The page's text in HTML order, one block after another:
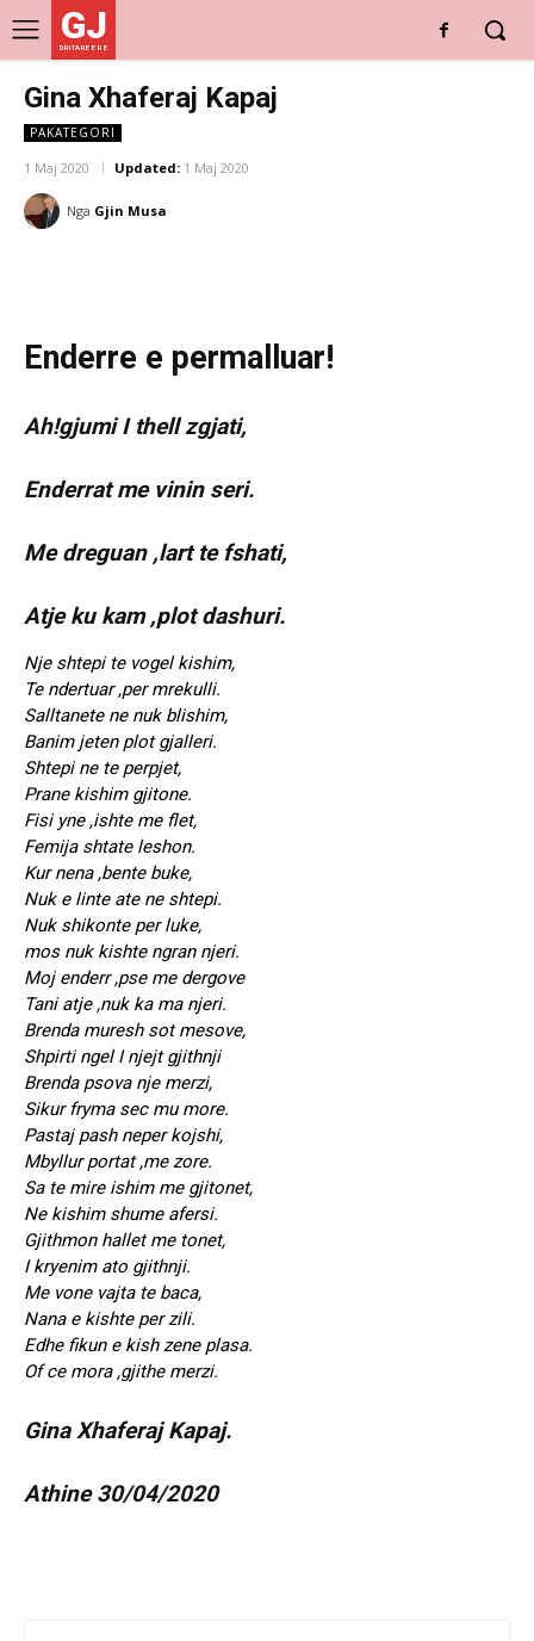
GJ
DRITARE E RE
Gina Xhaferaj Kapaj
PAKATEGORI
1 Maj 2020 Updated: 1 Maj 2020
Nga Gjin Musa
Enderre e permalluar!
Ah!gjumi I thell zgjati,
Enderrat me vinin seri.
Me dreguan ,lart te fshati,
Atje ku kam ,plot dashuri.
Nje shtepi te vogel kishim,
Te ndertuar ,per mrekulli.
Salltanete ne nuk blishim,
Banim jeten plot gjalleri.
Shtepi ne te perpjet,
Prane kishim gjitone.
Fisi yne ,ishte me flet,
Femija shtate leshon.
Kur nena ,bente buke,
Nuk e linte ate ne shtepi.
Nuk shikonte per luke,
mos nuk kishte ngran njeri.
Moj enderr ,pse me dergove
Tani atje ,nuk ka ma njeri.
Brenda muresh sot mesove,
Shpirti ngel I njejt gjithnji
Brenda psova nje merzi,
Sikur fryma sec mu more.
Pastaj pash neper kojshi,
Mbyllur portat ,me zore.
Sa te mire ishim me gjitonet,
Ne kishim shume afersi.
Gjithmon hallet me tonet,
I kryenim ato gjithnji.
Me vone vajta te baca,
Nana e kishte per zili.
Edhe fikun e kish zene plasa.
Of ce mora ,gjithe merzi.
Gina Xhaferaj Kapaj.
Athine 30/04/2020